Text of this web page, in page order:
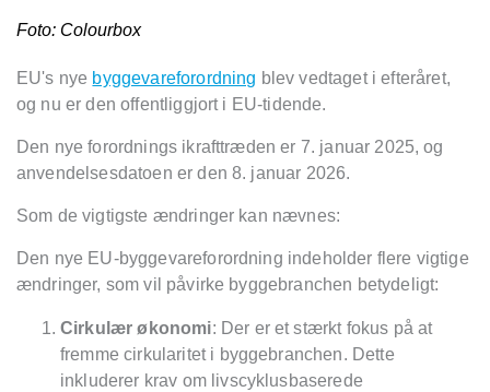
Foto: Colourbox
EU's nye byggevareforordning blev vedtaget i efteråret,
og nu er den offentliggjort i EU-tidende.
Den nye forordnings ikrafttræden er 7. januar 2025, og
anvendelsesdatoen er den 8. januar 2026.
Som de vigtigste ændringer kan nævnes:
Den nye EU-byggevareforordning indeholder flere vigtige
ændringer, som vil påvirke byggebranchen betydeligt:
Cirkulær økonomi: Der er et stærkt fokus på at
fremme cirkularitet i byggebranchen. Dette
inkluderer krav om livscyklusbaserede